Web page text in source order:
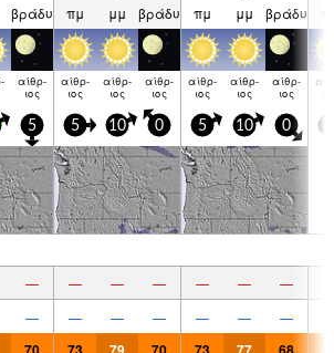
βράδυ πμ μμ βράδυ πμ μμ βράδυ
αίθρ­
ιος
αίθρ­
ιος
αίθρ­
ιος
αίθρ­
ιος
αίθρ­
ιος
αίθρ­
ιος
αίθρ­
ιος
5 5 10 0 5 10 0
— — — — — — —
— — — — — — —